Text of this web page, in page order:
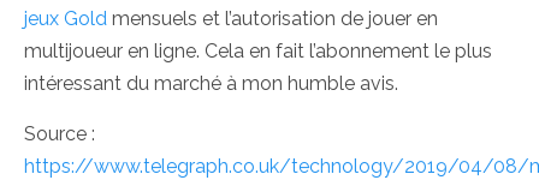
jeux Gold mensuels et l’autorisation de jouer en
multijoueur en ligne. Cela en fait l’abonnement le plus
intéressant du marché à mon humble avis.
Source :
https://www.telegraph.co.uk/technology/2019/04/08/